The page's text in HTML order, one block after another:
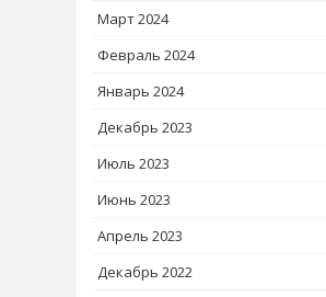
Март 2024
Февраль 2024
Январь 2024
Декабрь 2023
Июль 2023
Июнь 2023
Апрель 2023
Декабрь 2022